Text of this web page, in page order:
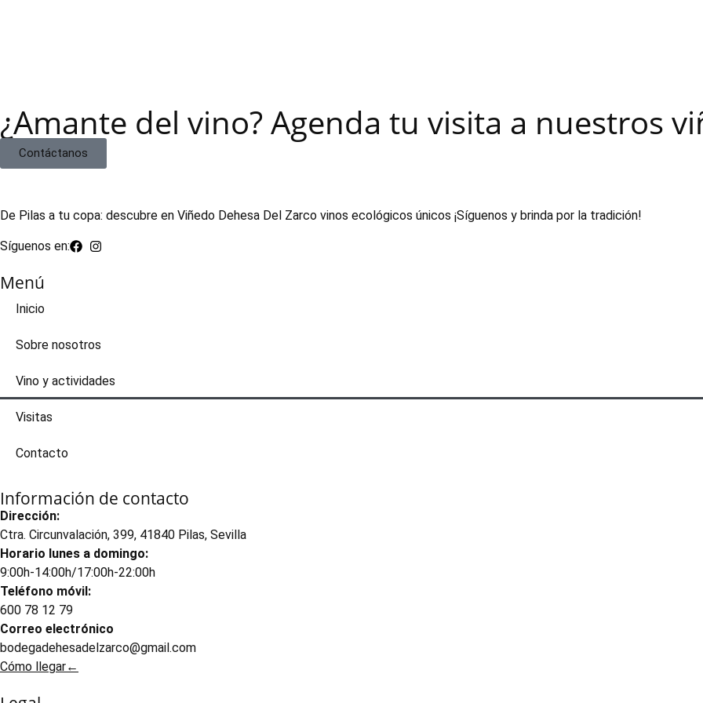
¿Amante del vino? Agenda tu visita a nuestros
Contáctanos
De Pilas a tu copa: descubre en Viñedo Dehesa Del Zarco vinos ecológicos únicos ¡Síguenos y brinda por la tradición!
Síguenos en:
Menú
Inicio
Sobre nosotros
Vino y actividades
Visitas
Contacto
Información de contacto
Dirección:
Ctra. Circunvalación, 399, 41840 Pilas, Sevilla
Horario lunes a domingo:
9:00h-14:00h/17:00h-22:00h
Teléfono móvil:
600 78 12 79
Correo electrónico
bodegadehesadelzarco@gmail.com
Cómo llegar←